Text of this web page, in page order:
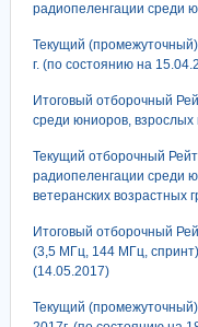
радиопеленгации
Текущий
г. (по состоянию на
Итоговый отборочный
среди юниоров, взрослых
Текущий отборочный
радиопеленгации среди
ветеранских возрастных
Итоговый отборочный
(3,5 МГц, 144 МГц,
(14.05.2017)
Текущий